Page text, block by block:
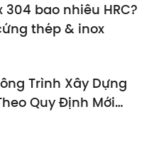
bao nhiêu HRC?
thép & inox
Trình Xây Dựng
Quy Định Mới